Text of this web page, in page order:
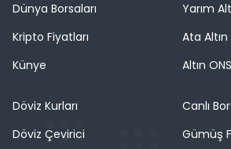
Dünya Borsaları
Kripto Fiyatları
Künye
Yarım
Ata Altın
Altın
Döviz Kurları
Döviz Çevirici
Canlı
Gümüş